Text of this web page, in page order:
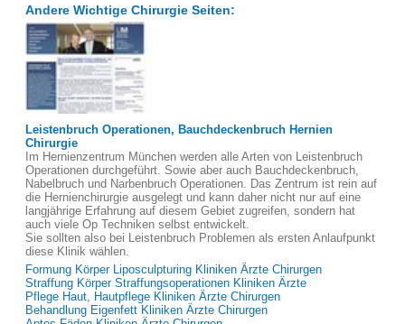
Andere Wichtige Chirurgie Seiten:
Leistenbruch Operationen, Bauchdeckenbruch Hernien
Chirurgie
Im Hernienzentrum München werden alle Arten von Leistenbruch
Operationen durchgeführt. Sowie aber auch Bauchdeckenbruch,
Nabelbruch und Narbenbruch Operationen. Das Zentrum ist rein auf
die Hernienchirurgie ausgelegt und kann daher nicht nur auf eine
langjährige Erfahrung auf diesem Gebiet zugreifen, sondern hat
auch viele Op Techniken selbst entwickelt.
Sie sollten also bei Leistenbruch Problemen als ersten Anlaufpunkt
diese Klinik wählen.
Formung Körper Liposculpturing Kliniken Ärzte Chirurgen
Straffung Körper Straffungsoperationen Kliniken Ärzte
Pflege Haut, Hautpflege Kliniken Ärzte Chirurgen
Behandlung Eigenfett Kliniken Ärzte Chirurgen